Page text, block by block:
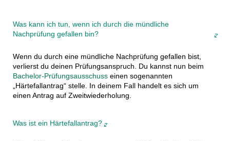
Was kann ich tun, wenn ich durch die mündliche
Nachprüfung gefallen bin?
Wenn du durch eine mündliche Nachprüfung gefallen bist,
verlierst du deinen Prüfungsanspruch. Du kannst nun beim
Bachelor-Prüfungsausschusseinen sogenannten
„Härtefallantrag“ stelle. In deinem Fall handelt es sich um
einen Antrag auf Zweitwiederholung.
Was ist ein Härtefallantrag?